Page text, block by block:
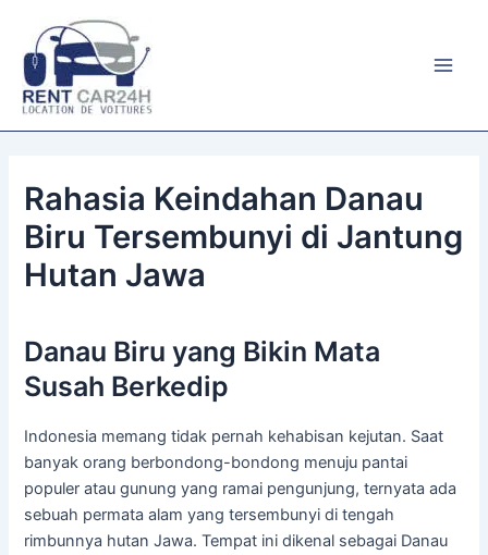
contenu
Rahasia Keindahan Danau
Biru Tersembunyi di Jantung
Hutan Jawa
Danau Biru yang Bikin Mata
Susah Berkedip
Indonesia memang tidak pernah kehabisan kejutan. Saat
banyak orang berbondong-bondong menuju pantai
populer atau gunung yang ramai pengunjung, ternyata ada
sebuah permata alam yang tersembunyi di tengah
rimbunnya hutan Jawa. Tempat ini dikenal sebagai Danau